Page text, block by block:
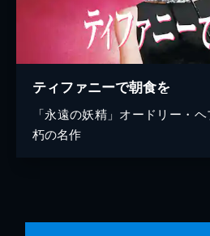
ティファニーで朝食を
「永遠の妖精」オードリー・
朽の名作